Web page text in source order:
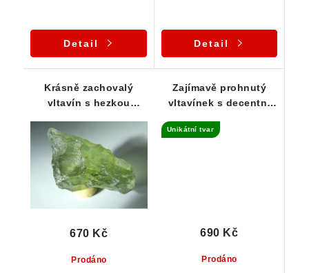
Detail Detail
Krásně zachovalý
vltavín s hezkou
Prodáno
670 Kč
Zajímavě prohnutý
vltavínek s decentní
Unikátní tvar
Prodáno
690 Kč